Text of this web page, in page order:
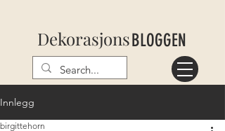
DekorasjonsBLOGGEN
Innlegg
birgittehorn